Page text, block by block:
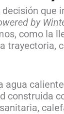
que
by
como la
trayectoria,
agua
construida